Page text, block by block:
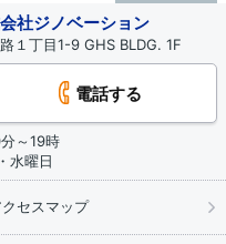
社ジノベーション
１丁目1-9 GHS BLDG. 1F
電話する
～19時
水曜日
クセスマップ